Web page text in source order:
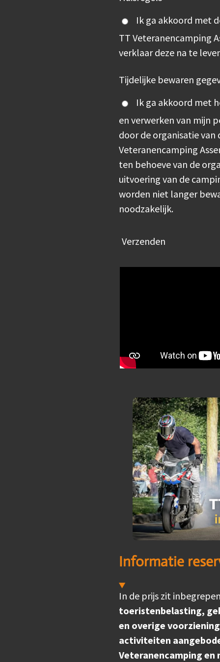
Ik ga akkoord met
TT Veteranencamping
verklaar deze na te
Tijdelijke bewaren
Ik ga akkoord met
en verwerken van mijn
door de organisatie van
Veteranencamping
ten behoeve van de
uitvoering van de
worden niet langer
noodzakelijk.
Verzenden
Informatie
In de prijs zit
toeristenbelasting,
en overige
activiteiten
Veteranencamping